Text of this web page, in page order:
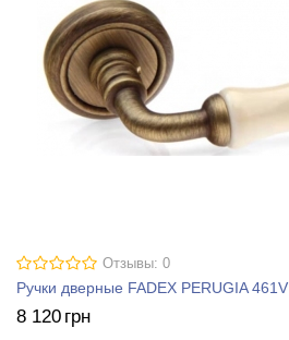
Отзывы: 0
Ручки дверные FADEX PERUGIA 461V
8 120 грн